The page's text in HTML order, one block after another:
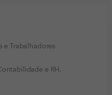
e Trabalhadores
e RH.